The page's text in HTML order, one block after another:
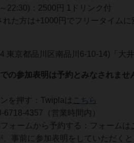
22:30)：2500円 1ドリンク付
た方は+1000円でフリータイムに
東京都品川区南品川6-10-14)「大
の参加表明は予約とみなされませ
を押す：Twiplaは こちら
6718-4357（営業時間内）
ォームから予約する：フォームは
、事前に参加表明をしていただく